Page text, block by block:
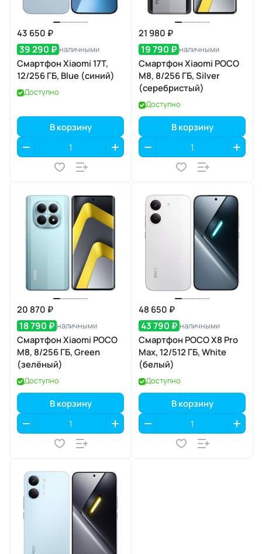
43 650 ₽
39 290 ₽ наличными
Смартфон Xiaomi 17T,
12/256 ГБ, Blue (синий)
Доступно
В корзину
21 980 ₽
19 790 ₽ наличными
Смартфон Xiaomi POCO
M8, 8/256 ГБ, Silver
(серебристый)
Доступно
В корзину
20 870 ₽
18 790 ₽ наличными
Смартфон Xiaomi POCO
M8, 8/256 ГБ, Green
(зелёный)
Доступно
В корзину
48 650 ₽
43 790 ₽ наличными
Смартфон POCO X8 Pro
Max, 12/512 ГБ, White
(белый)
Доступно
В корзину